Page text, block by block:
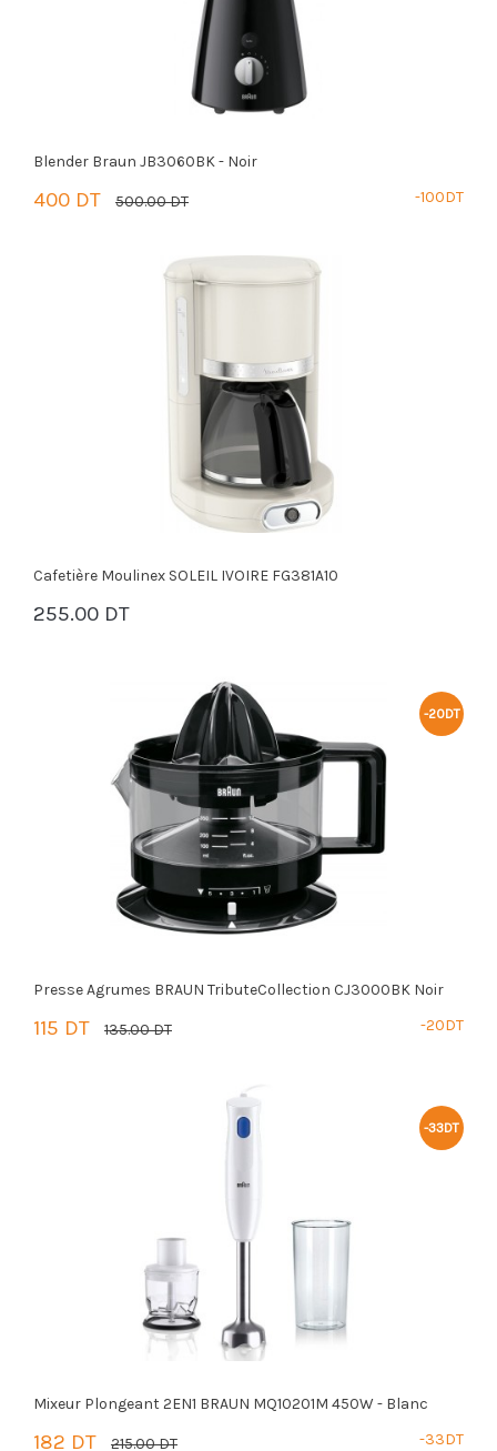
Blender Braun JB3060BK - Noir
400 DT 500.00 DT -100DT
PANIER
Cafetière Moulinex SOLEIL IVOIRE FG381A10
255.00 DT
PANIER
-20DT
Presse Agrumes BRAUN TributeCollection CJ3000BK Noir
115 DT 135.00 DT -20DT
PANIER
-33DT
Mixeur Plongeant 2EN1 BRAUN MQ10201M 450W - Blanc
182 DT 215.00 DT -33DT
PANIER